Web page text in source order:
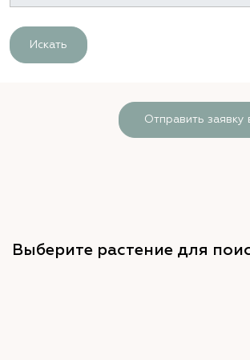
Искать
Отправить заявку
Выберите растение для